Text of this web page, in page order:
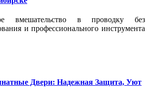
вмешательство в проводку без
и профессионального инструмента
Двери: Надежная Защита, Уют